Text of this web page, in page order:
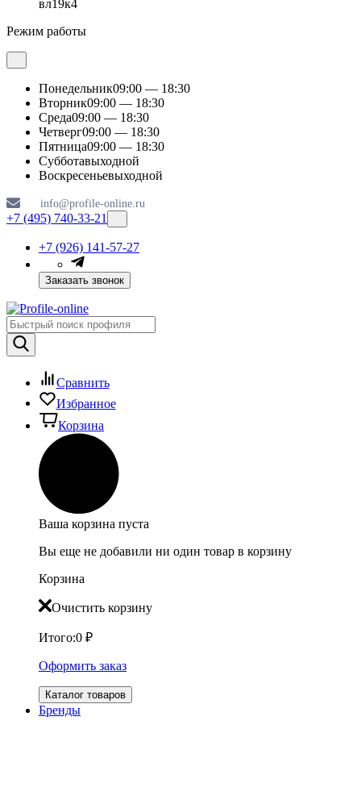
вл19к4
Режим работы
Понедельник09:00 — 18:30
Вторник09:00 — 18:30
Среда09:00 — 18:30
Четверг09:00 — 18:30
Пятница09:00 — 18:30
Субботавыходной
Воскресеньевыходной
info@profile-online.ru
+7 (495) 740-33-21
+7 (926) 141-57-27
Заказать звонок
Сравнить
Избранное
Корзина
Ваша корзина пуста
Вы еще не добавили ни один товар в корзину
Корзина
Очистить корзину
Итого:0 ₽
Оформить заказ
Каталог товаров
Бренды